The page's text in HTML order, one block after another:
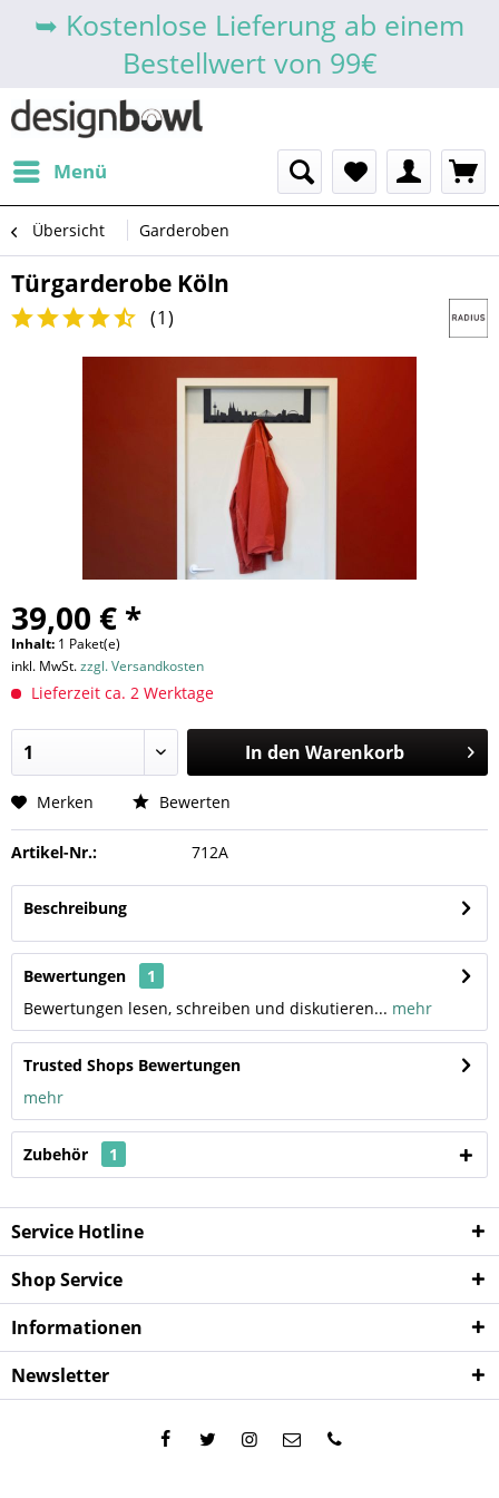
➥ Kostenlose Lieferung ab einem
Bestellwert von 99€
Menü
Übersicht Garderoben
Türgarderobe Köln
(1)
39,00 € *
Inhalt: 1 Paket(e)
inkl. MwSt.zzgl. Versandkosten
Lieferzeit ca. 2 Werktage
In den Warenkorb
Merken Bewerten
Artikel-Nr.: 712A
Beschreibung
Bewertungen
1
Bewertungen lesen, schreiben und diskutieren... mehr
Trusted Shops Bewertungen
mehr
Zubehör 1
Service Hotline
Shop Service
Informationen
Newsletter